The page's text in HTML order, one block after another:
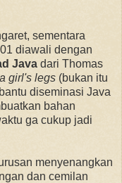
sementara
diawali dengan
Java dari Thomas
girl's legs (bukan itu
diseminasi Java
bahan
ga cukup jadi
menyenangkan
dan cemilan